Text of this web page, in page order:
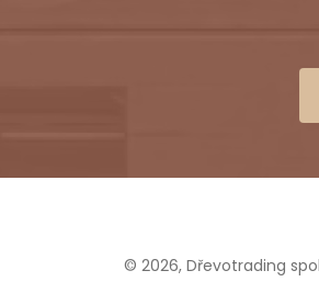
© 2026, Dřevotrading